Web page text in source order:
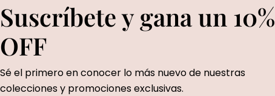
Suscríbete y gana un 10%
OFF
Sé el primero en conocer lo más nuevo de nuestras
colecciones y promociones exclusivas.